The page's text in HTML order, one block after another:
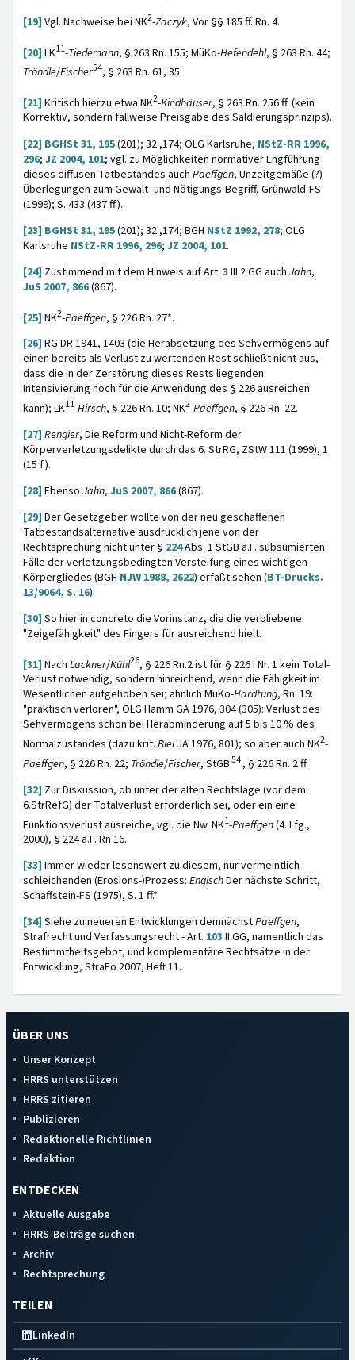
[19] Vgl. Nachweise bei NK2-Zaczyk, Vor §§ 185 ff. Rn. 4.
[20] LK11-Tiedemann, § 263 Rn. 155; MüKo-Hefendehl, § 263 Rn. 44;
Tröndle/Fischer54, § 263 Rn. 61, 85.
[21] Kritisch hierzu etwa NK2-Kindhäuser, § 263 Rn. 256 ff. (kein
Korrektiv, sondern fallweise Preisgabe des Saldierungsprinzips).
[22] BGHSt 31, 195(201); 32 ,174; OLG Karlsruhe, NStZ-RR 1996,
296; JZ 2004, 101; vgl. zu Möglichkeiten normativer Engführung
dieses diffusen Tatbestandes auch Paeffgen, Unzeitgemäße (?)
Überlegungen zum Gewalt- und Nötigungs-Begriff, Grünwald-FS
(1999); S. 433 (437 ff.).
[23] BGHSt 31, 195(201); 32 ,174; BGH NStZ 1992, 278; OLG
Karlsruhe NStZ-RR 1996, 296; JZ 2004, 101.
[24] Zustimmend mit dem Hinweis auf Art. 3 III 2 GG auch Jahn,
JuS 2007, 866(867).
[25] NK2-Paeffgen, § 226 Rn. 27*.
[26] RG DR 1941, 1403 (die Herabsetzung des Sehvermögens auf
einen bereits als Verlust zu wertenden Rest schließt nicht aus,
dass die in der Zerstörung dieses Rests liegenden
Intensivierung noch für die Anwendung des § 226 ausreichen
kann); LK11-Hirsch, § 226 Rn. 10; NK2-Paeffgen, § 226 Rn. 22.
[27] Rengier, Die Reform und Nicht-Reform der
Körperverletzungsdelikte durch das 6. StrRG, ZStW 111 (1999), 1
(15 f.).
[28] Ebenso Jahn, JuS 2007, 866(867).
[29] Der Gesetzgeber wollte von der neu geschaffenen
Tatbestandsalternative ausdrücklich jene von der
Rechtsprechung nicht unter § 224Abs. 1 StGB a.F. subsumierten
Fälle der verletzungsbedingten Versteifung eines wichtigen
Körpergliedes (BGH NJW 1988, 2622) erfaßt sehen (BT-Drucks.
13/9064, S. 16).
[30] So hier in concreto die Vorinstanz, die die verbliebene
"Zeigefähigkeit" des Fingers für ausreichend hielt.
[31] Nach Lackner/Kühl26, § 226 Rn.2 ist für § 226 I Nr. 1 kein Total-
Verlust notwendig, sondern hinreichend, wenn die Fähigkeit im
Wesentlichen aufgehoben sei; ähnlich MüKo-Hardtung, Rn. 19:
"praktisch verloren", OLG Hamm GA 1976, 304 (305): Verlust des
Sehvermögens schon bei Herabminderung auf 5 bis 10 % des
Normalzustandes (dazu krit. BleiJA 1976, 801); so aber auch NK2-
Paeffgen, § 226 Rn. 22; Tröndle/Fischer, StGB54, § 226 Rn. 2 ff.
[32] Zur Diskussion, ob unter der alten Rechtslage (vor dem
6.StrRefG) der Totalverlust erforderlich sei, oder ein eine
Funktionsverlust ausreiche, vgl. die Nw. NK1-Paeffgen(4. Lfg.,
2000), § 224 a.F. Rn 16.
[33] Immer wieder lesenswert zu diesem, nur vermeintlich
schleichenden (Erosions-)Prozess: EngischDer nächste Schritt,
Schaffstein-FS (1975), S. 1 ff.*
[34] Siehe zu neueren Entwicklungen demnächstPaeffgen,
Strafrecht und Verfassungsrecht - Art. 103 II GG, namentlich das
Bestimmtheitsgebot, und komplementäre Rechtsätze in der
Entwicklung, StraFo 2007, Heft 11.
ÜBER UNS
Unser Konzept
HRRS unterstützen
HRRS zitieren
Publizieren
Redaktionelle Richtlinien
Redaktion
ENTDECKEN
Aktuelle Ausgabe
HRRS-Beiträge suchen
Archiv
Rechtsprechung
TEILEN
LinkedIn